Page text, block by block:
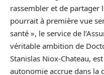
rassembler et de partager
pourrait à première vue
santé », le service de
véritable ambition de
Stanislas Niox-Chateau,
autonomie accrue dans la